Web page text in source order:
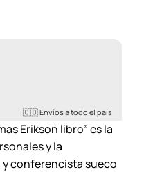
🇨🇴 Envíos a todo el país
Erikson libro” es la
y la
conferencista sueco